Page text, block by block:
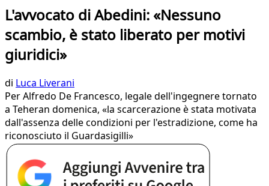
L'avvocato di Abedini: «Nessuno
scambio, è stato liberato per motivi
giuridici»
di Luca Liverani
Per Alfredo De Francesco, legale dell'ingegnere tornato
a Teheran domenica, «la scarcerazione è stata motivata
dall'assenza delle condizioni per l'estradizione, come ha
riconosciuto il Guardasigilli»